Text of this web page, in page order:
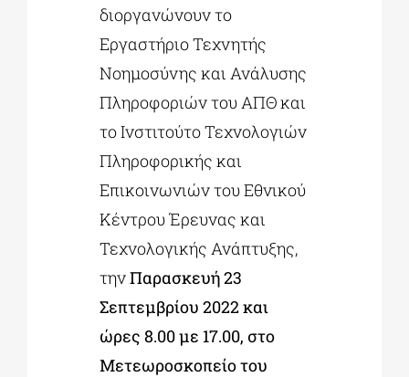
διοργανώνουν το
Εργαστήριο Τεχνητής
Νοημοσύνης και Ανάλυσης
Πληροφοριών του ΑΠΘ και
το Ινστιτούτο Τεχνολογιών
Πληροφορικής και
Επικοινωνιών του Εθνικού
Κέντρου Έρευνας και
Τεχνολογικής Ανάπτυξης,
τηνΠαρασκευή 23
Σεπτεμβρίου 2022 και
ώρες 8.00 με 17.00, στο
Μετεωροσκοπείο του